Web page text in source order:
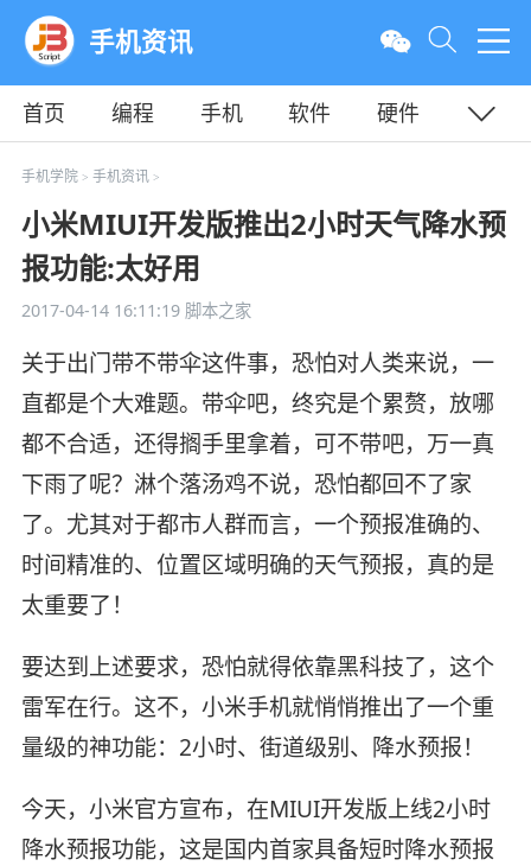
手机资讯
首页 编程 手机 软件
硬件
教程
平面
手机学院> 手机资讯>
小米MIUI开发版推出2小时天气降水预
报功能:太好用
2017-04-14 16:11:19脚本之家
关于出门带不带伞这件事，恐怕对人类来说，一
直都是个大难题。带伞吧，终究是个累赘，放哪
都不合适，还得搁手里拿着，可不带吧，万一真
下雨了呢？淋个落汤鸡不说，恐怕都回不了家
了。尤其对于都市人群而言，一个预报准确的、
时间精准的、位置区域明确的天气预报，真的是
太重要了！
要达到上述要求，恐怕就得依靠黑科技了，这个
雷军在行。这不，小米手机就悄悄推出了一个重
量级的神功能：2小时、街道级别、降水预报！
今天，小米官方宣布，在MIUI开发版上线2小时
降水预报功能，这是国内首家具备短时降水预报